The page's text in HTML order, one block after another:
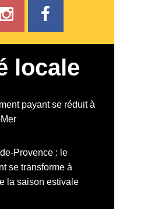
locale
payant se réduit à
Provence : le
se transforme à
la saison estivale